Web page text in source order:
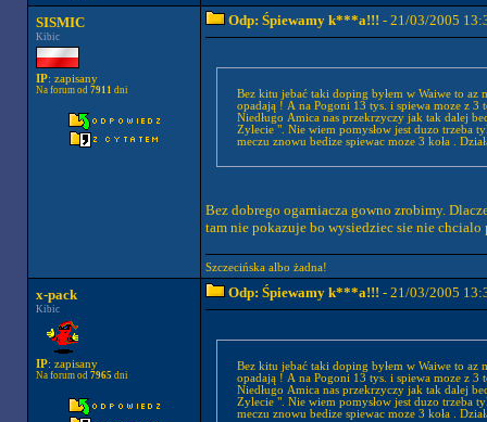
SISMIC
Kibic
IP: zapisany
Na forum od 7911 dni
Odp: Śpiewamy k***a!!! - 21/03/2005
Bez kitu jebać taki doping byłem w Waiwe to
opadają ! A na Pogoni 13 tys. i spiewa moze z 3
Niedługo Amica nas przekrzyczy jak tak dalej
Zylecie ". Nie wiem pomysłow jest duzo trzeba
meczu znowu bedize spiewac moze 3 koła .
Bez dobrego ogarniacza gowno zrobimy.
tam nie pokazuje bo wysiedziec sie nie chcialo
Szczecińska albo żadna!
x-pack
Kibic
IP: zapisany
Na forum od 7965dni
Odp: Śpiewamy k***a!!! - 21/03/2005
Bez kitu jebać taki doping byłem w Waiwe to
opadają ! A na Pogoni 13 tys. i spiewa moze z 3
Niedługo Amica nas przekrzyczy jak tak dalej
Zylecie ". Nie wiem pomysłow jest duzo trzeba
meczu znowu bedize spiewac moze 3 koła .